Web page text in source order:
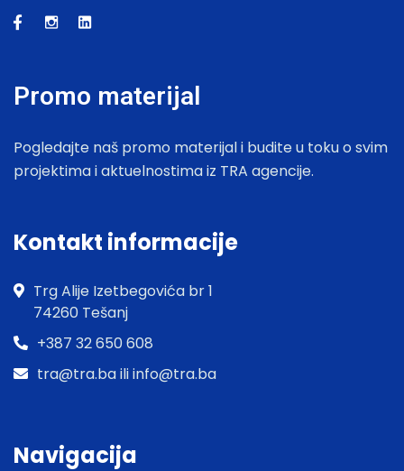
Promo materijal
Pogledajte naš promo materijal i budite u toku o svim
projektima i aktuelnostima iz TRA agencije.
Kontakt informacije
Trg Alije Izetbegovića br 1
74260 Tešanj
+387 32 650 608
tra@tra.ba ili info@tra.ba
Navigacija